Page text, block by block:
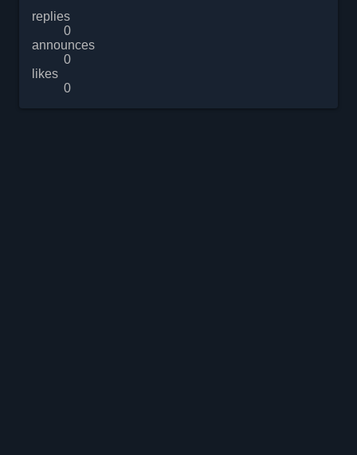
replies
0
announces
0
likes
0